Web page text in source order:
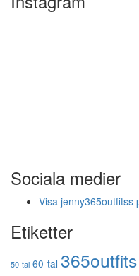
Sociala medier
Visa jenny365outfitss
Etiketter
50-tal 60-tal 365outfits